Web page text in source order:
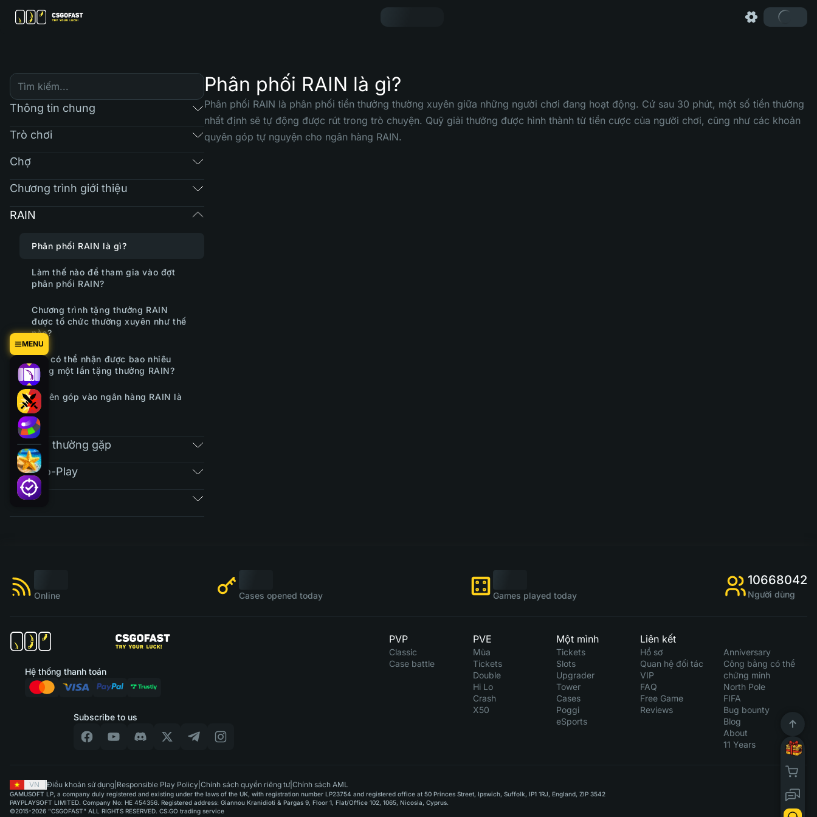
MENU
Thông tin chung
Trò chơi
Chợ
Chương trình giới thiệu
RAIN
Phân phối RAIN là gì?
Làm thế nào để tham gia vào đợt
phân phối RAIN?
Chương trình tặng thưởng RAIN
được tổ chức thường xuyên như thế
nào?
Bạn có thể nhận được bao nhiêu
trong một lần tặng thưởng RAIN?
Quyên góp vào ngân hàng RAIN là
gì?
Câu hỏi thường gặp
Free-To-Play
Vé
Phân phối RAIN là gì?
Phân phối RAIN là phân phối tiền thưởng thường xuyên giữa những người chơi đang hoạt động. Cứ sau 30 phút, một số tiền thưởng
nhất định sẽ tự động được rút trong trò chuyện. Quỹ giải thưởng được hình thành từ tiền cược của người chơi, cũng như các khoản
quyên góp tự nguyện cho ngân hàng RAIN.
Online Cases opened today Games played today
10668042
Người dùng
Subscribe to us
Hệ thống thanh toán
PVP
Classic
Case battle
PVE
Mùa
Tickets
Double
Hi Lo
Crash
X50
Một mình
Tickets
Slots
Upgrader
Tower
Cases
Poggi
eSports
Liên kết
Hồ sơ
Quan hệ đối tác
VIP
FAQ
Free Game
Reviews
Anniversary
Công bằng có thể
chứng minh
North Pole
FIFA
Bug bounty
Blog
About
11 Years
VN Điều khoản sử dụng Responsible Play Policy Chính sách quyền riêng tư| Chính sách AML
GAMUSOFT LP, a company duly registered and existing under the laws of the UK, with registration number LP23754 and registered office at 50 Princes Street, Ipswich, Suffolk, IP1 1RJ, England, ZIP 3542
PAYPLAYSOFT LIMITED. Company No: HE 454356. Registered address: Giannou Kranidioti & Pargas 9, Floor 1, Flat/Office 102, 1065, Nicosia, Cyprus.
©2015-2026 "CSGOFAST" ALL RIGHTS RESERVED. CS:GO trading service